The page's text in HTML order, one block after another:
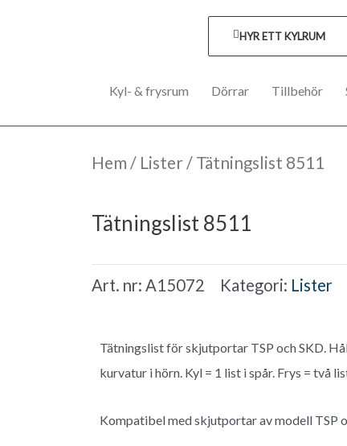
HYR ETT KYLRUM
Kyl- & frysrum Dörrar Tillbehör
Hem / Lister/ Tätningslist 8511
Tätningslist 8511
Art. nr: A15072 Kategori: Lister
Tätningslist för skjutportar TSP och SKD.
kurvatur i hörn. Kyl = 1 list i spår. Frys = två
Kompatibel med skjutportar av modell TSP